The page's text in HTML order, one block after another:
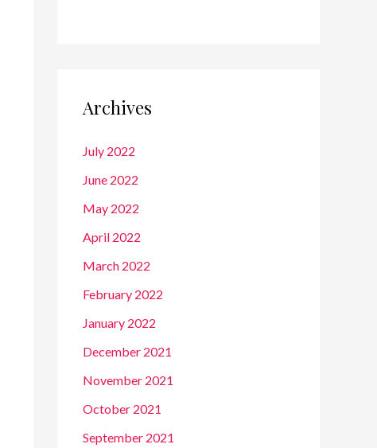
Archives
July 2022
June 2022
May 2022
April 2022
March 2022
February 2022
January 2022
December 2021
November 2021
October 2021
September 2021